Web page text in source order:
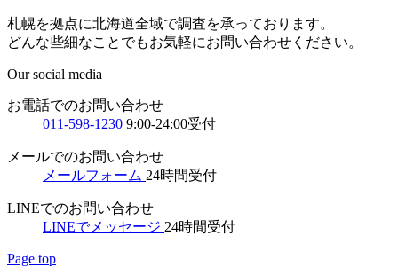
札幌を拠点に北海道全域で調査を承っております。
どんな些細なことでもお気軽にお問い合わせください。
Our social media
お電話でのお問い合わせ
011-598-1230 9:00-24:00受付
メールでのお問い合わせ
メールフォーム 24時間受付
LINEでのお問い合わせ
LINEでメッセージ 24時間受付
Page top